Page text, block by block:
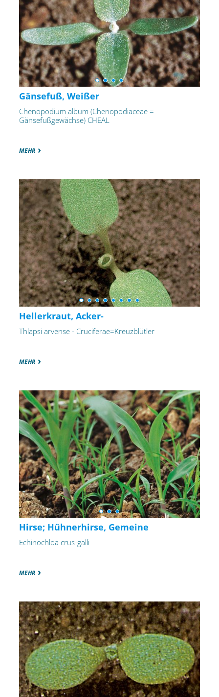
Gänsefuß, Weißer
Chenopodium album (Chenopodiaceae =
Gänsefußgewächse) CHEAL
MEHR
Hellerkraut, Acker-
Thlapsi arvense - Cruciferae=Kreuzblütler
MEHR
Hirse; Hühnerhirse, Gemeine
Echinochloa crus-galli
MEHR